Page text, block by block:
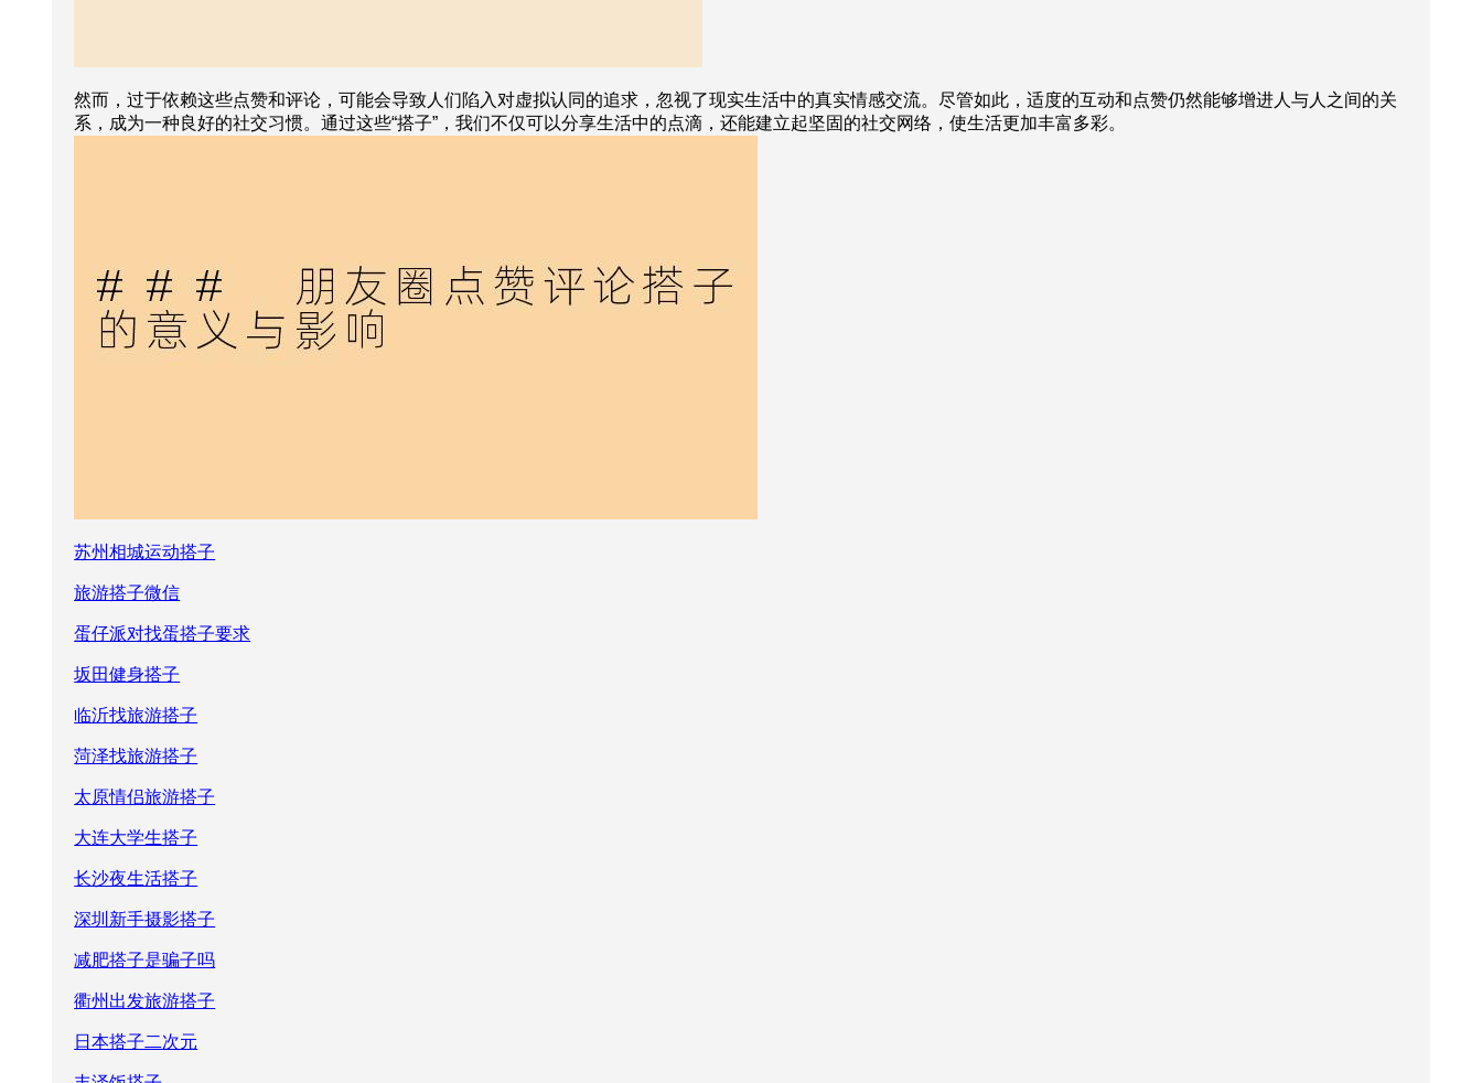
然而，过于依赖这些点赞和评论，可能会导致人们陷入对虚拟认同的追求，忽视了现实生活中的真实情感交流。尽管如此，适度的互动和点赞仍然能够增进人与人之间的关
系，成为一种良好的社交习惯。通过这些“搭子”，我们不仅可以分享生活中的点滴，还能建立起坚固的社交网络，使生活更加丰富多彩。
苏州相城运动搭子
旅游搭子微信
蛋仔派对找蛋搭子要求
坂田健身搭子
临沂找旅游搭子
菏泽找旅游搭子
太原情侣旅游搭子
大连大学生搭子
长沙夜生活搭子
深圳新手摄影搭子
减肥搭子是骗子吗
衢州出发旅游搭子
日本搭子二次元